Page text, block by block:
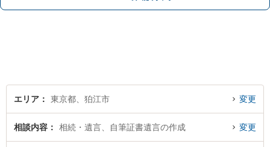
【狛江駅4分／休日夜間相談可】
エリア 東京都、狛江市 変更
相談内容 相続・遺言、自筆証書遺言の作成 変更